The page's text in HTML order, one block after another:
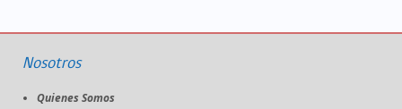
Nosotros
Quienes Somos